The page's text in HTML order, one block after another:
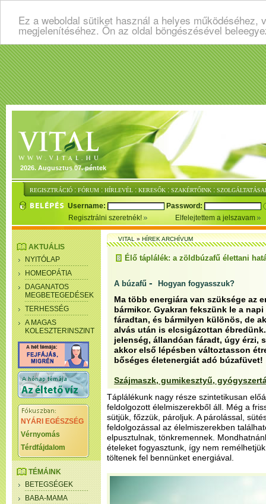
Ez a weboldal sütiket használ a helyes
megjelenítéséhez. Ön az oldal böngészésével
2026. Augusztus 07. péntek
REGISZTRÁCIÓ : FÓRUM : HÍRLEVÉL : KERESŐK : SZAKÉRTŐINK :
Username:
Password:
Regisztrálni szeretnék!
Elfelejtettem a jelszavam
AKTUÁLIS
NYITÓLAP
HOMEOPÁTIA
DAGANATOS
MEGBETEGEDÉSEK
TERHESSÉG
A MAGAS
KOLESZTERINSZINT
NYÁRI EGÉSZSÉG
Vérnyomás
Térdfájdalom
TÉMÁINK
BETEGSÉGEK
BABA-MAMA
VITAL»HÍREK ARCHÍVUM
Élő táplálék: a zöldbúzafű élettani
A búzafű - Hogyan fogyasszuk?
Ma több energiára van szüksége az
bármikor. Gyakran fekszünk le a
fáradtan, és bármilyen különös, de
alvás után is elcsigázottan
jelenség, állandóan fáradt, úgy érzi,
akkor első lépésben változtasson
bőséges életenergiát adó búzafüvet!
Szájmaszk, gumikesztyű,
Táplálékunk nagy része szintetikusan
feldolgozott élelmiszerekből áll. Még a
sütjük, főzzük, pároljuk. A párolással,
feldolgozással az élelmiszerekben
elpusztulnak, tönkremennek.
ételeket fogyasztunk, így nem
töltenek fel bennünket energiával.